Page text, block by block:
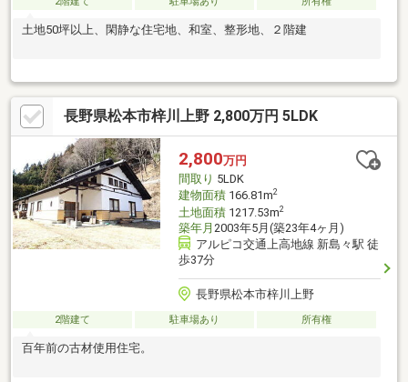
土地50坪以上、閑静な住宅地、和室、整形地、２階建
長野県松本市梓川上野 2,800万円 5LDK
2,800万円
間取り 5LDK
建物面積166.81m2
土地面積1217.53m2
築年月 2003年5月(築23年4ヶ月)
アルピコ交通上高地線 新島々駅 徒
歩37分
長野県松本市梓川上野
2階建て 駐車場あり 所有権
百年前の古材使用住宅。